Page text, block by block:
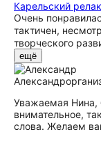
Карельский
Очень
тактичен,
творческого
ещё
Александр
Уважаемая Нина,
внимательное,
слова. Желаем